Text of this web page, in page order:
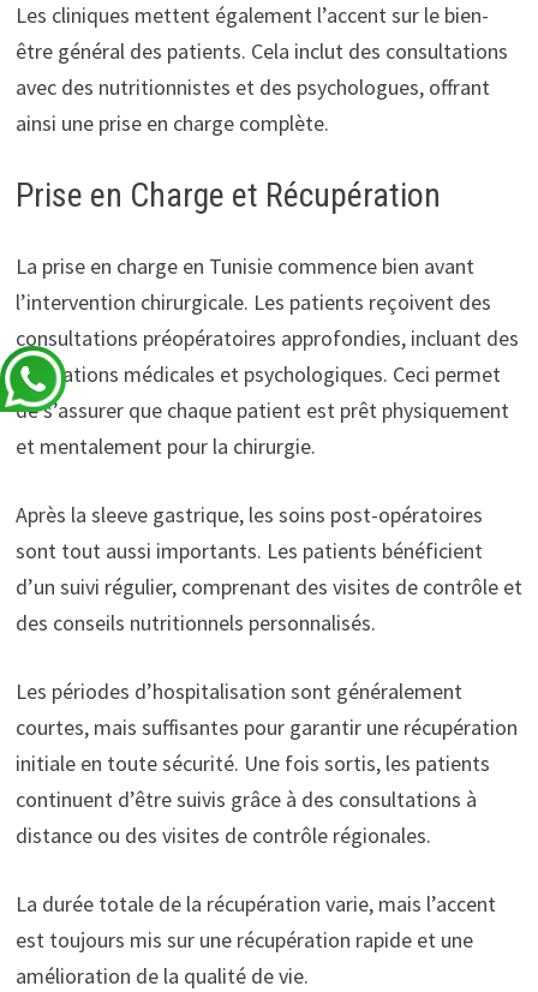
Les cliniques mettent également l’accent sur le bien-
être général des patients. Cela inclut des consultations
avec des nutritionnistes et des psychologues, offrant
ainsi une prise en charge complète.
Prise en Charge et Récupération
La prise en charge en Tunisie commence bien avant
l’intervention chirurgicale. Les patients reçoivent des
consultations préopératoires approfondies, incluant des
évaluations médicales et psychologiques. Ceci permet
de s’assurer que chaque patient est prêt physiquement
et mentalement pour la chirurgie.
Après la sleeve gastrique, les soins post-opératoires
sont tout aussi importants. Les patients bénéficient
d’un suivi régulier, comprenant des visites de contrôle et
des conseils nutritionnels personnalisés.
Les périodes d’hospitalisation sont généralement
courtes, mais suffisantes pour garantir une récupération
initiale en toute sécurité. Une fois sortis, les patients
continuent d’être suivis grâce à des consultations à
distance ou des visites de contrôle régionales.
La durée totale de la récupération varie, mais l’accent
est toujours mis sur une récupération rapide et une
amélioration de la qualité de vie.